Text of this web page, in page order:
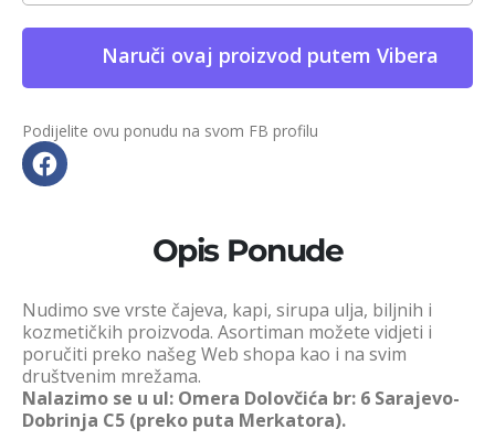
Naruči ovaj proizvod putem Vibera
Podijelite ovu ponudu na svom FB profilu
Opis Ponude
Nudimo sve vrste čajeva, kapi, sirupa ulja, biljnih i
kozmetičkih proizvoda. Asortiman možete vidjeti i
poručiti preko našeg Web shopa kao i na svim
društvenim mrežama.
Nalazimo se u ul: Omera Dolovčića br: 6 Sarajevo-
Dobrinja C5 (preko puta Merkatora).